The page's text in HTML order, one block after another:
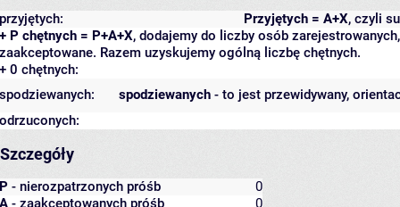
Przyjętych = A+X, czyli
przyjętych:
+ P chętnych = P+A+X, dodajemy do liczby osób
zaakceptowane. Razem uzyskujemy ogólną liczbę chętnych.
+ 0 chętnych:
spodziewanych - to jest przewidywany,
spodziewanych:
odrzuconych:
Szczegóły
P - nierozpatrzonych próśb
0
A - zaakceptowanych próśb
0